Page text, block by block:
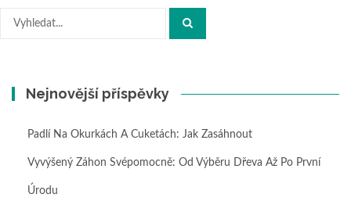
Nejnovější příspěvky
Padlí Na Okurkách A Cuketách: Jak Zasáhnout
Vyvýšený Záhon Svépomocně: Od Výběru Dřeva Až Po První
Úrodu